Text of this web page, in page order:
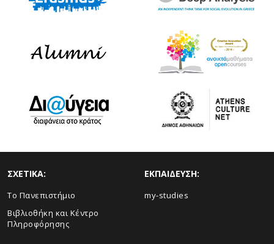
ΣΧΕΤΙΚΑ:
Το Πανεπιστήμιο
Βιβλιοθήκη και Κέντρο
Πληροφόρησης
ΕΚΠΑΙΔΕΥΣΗ:
my-studies